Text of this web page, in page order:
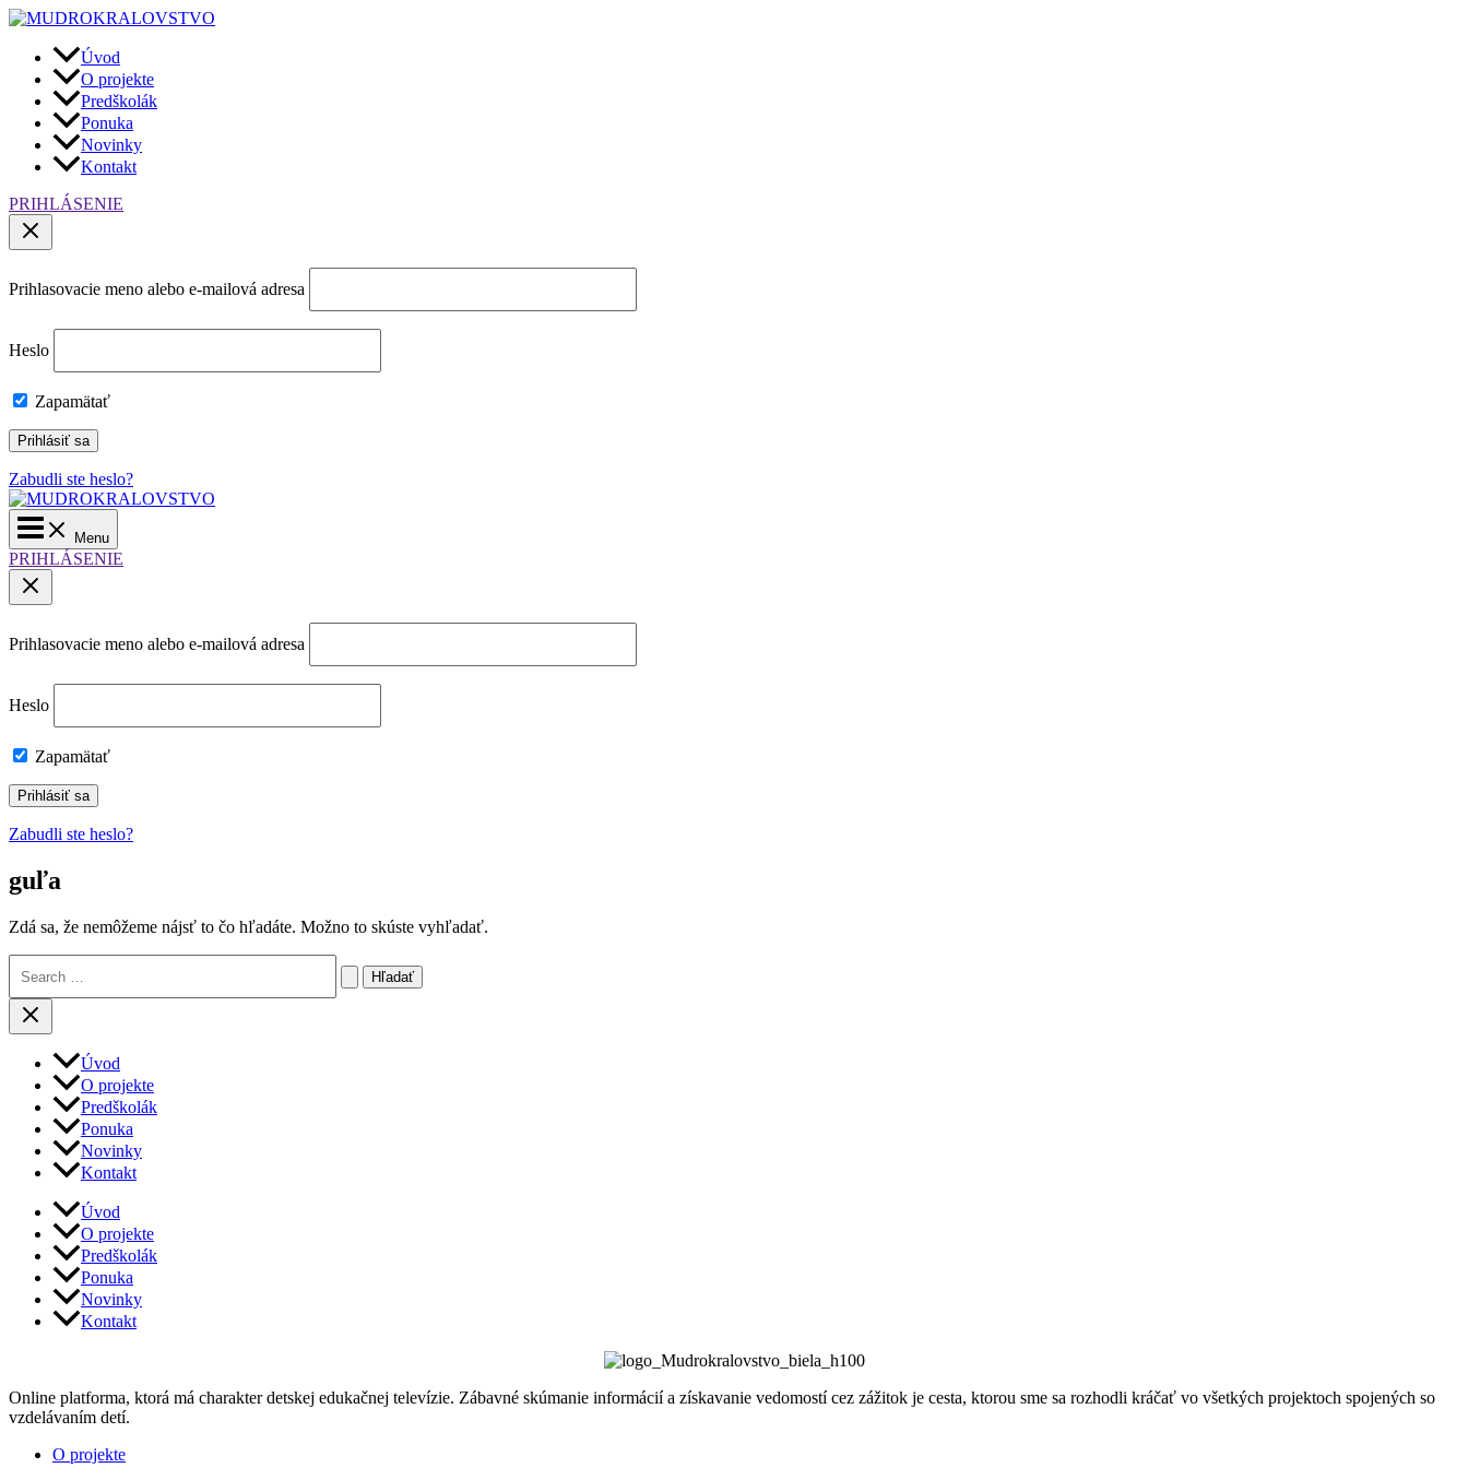
Preskočiť
obsah
Úvod
O projekte
Predškolák
Ponuka
Novinky
Kontakt
PRIHLÁSENIE
Prihlasovacie meno alebo e-mailová adresa
Heslo
Zapamätať
Zabudli ste heslo?
Main
Menu
Menu
PRIHLÁSENIE
Prihlasovacie meno alebo e-mailová adresa
Heslo
Zapamätať
Zabudli ste heslo?
guľa
Zdá sa, že nemôžeme nájsť to čo hľadáte. Možno to skúste vyhľadať.
Vyhľadať:
Úvod
O projekte
Predškolák
Ponuka
Novinky
Kontakt
Úvod
O projekte
Predškolák
Ponuka
Novinky
Kontakt
Online platforma, ktorá má charakter detskej edukačnej televízie. Zábavné skúmanie informácií a získavanie vedomostí cez zážitok je cesta, ktorou sme sa rozhodli kráčať vo všetkých projektoch spojených so
vzdelávaním detí.
Menu
O projekte